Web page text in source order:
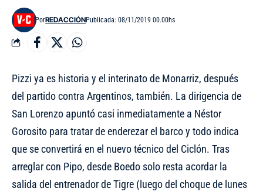
PorREDACCIÓNPublicada: 08/11/2019 00.00hs
Pizzi ya es historia y el interinato de Monarriz, después
del partido contra Argentinos, también. La dirigencia de
San Lorenzo apuntó casi inmediatamente a Néstor
Gorosito para tratar de enderezar el barco y todo indica
que se convertirá en el nuevo técnico del Ciclón. Tras
arreglar con Pipo, desde Boedo solo resta acordar la
salida del entrenador de Tigre (luego del choque de lunes